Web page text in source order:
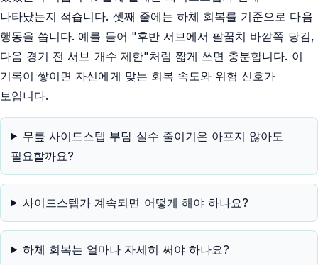
나타났는지 적습니다. 셋째 줄에는 하체 회복를 기준으로 다음
행동을 씁니다. 예를 들어 "후반 서브에서 팔꿈치 바깥쪽 당김,
다음 경기 전 서브 개수 제한"처럼 짧게 쓰면 충분합니다. 이
기록이 쌓이면 자신에게 맞는 회복 속도와 위험 신호가
보입니다.
무릎 사이드스텝 부담 실수 줄이기은 아프지 않아도
필요할까요?
사이드스텝가 계속되면 어떻게 해야 하나요?
하체 회복는 얼마나 자세히 써야 하나요?